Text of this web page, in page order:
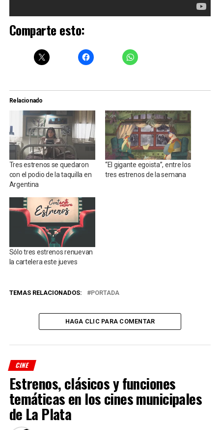
Comparte esto:
Relacionado
Tres estrenos se quedaron
con el podio de la taquilla en
Argentina
“El gigante egoista”, entre los
tres estrenos de la semana
Sólo tres estrenos renuevan
la cartelera este jueves
TEMAS RELACIONADOS: PORTADA
HAGA CLIC PARA COMENTAR
CINE
Estrenos, clásicos y funciones
temáticas en los cines municipales
de La Plata